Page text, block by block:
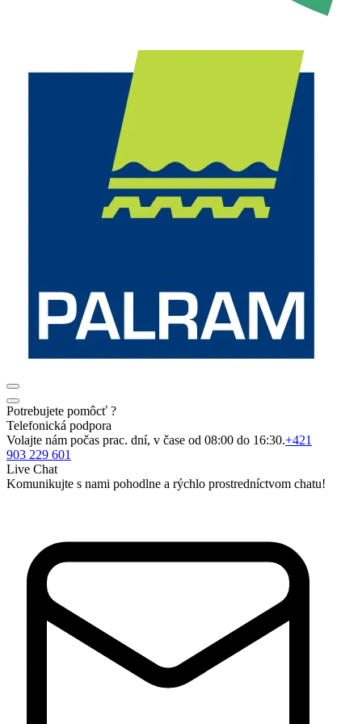
Potrebujete pomôcť ?
Telefonická podpora
Volajte nám počas prac. dní, v čase od 08:00 do 16:30.+421
903 229 601
Live Chat
Komunikujte s nami pohodlne a rýchlo prostredníctvom chatu!